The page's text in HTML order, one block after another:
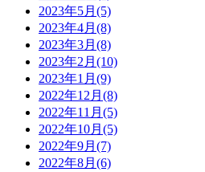
2023年5月(5)
2023年4月(8)
2023年3月(8)
2023年2月(10)
2023年1月(9)
2022年12月(8)
2022年11月(5)
2022年10月(5)
2022年9月(7)
2022年8月(6)